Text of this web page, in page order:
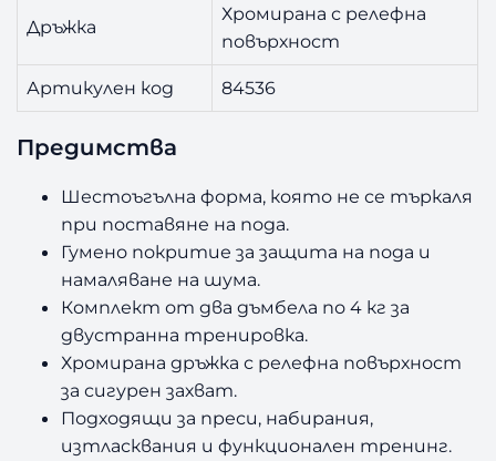
Дръжка
Хромирана с релефна
повърхност
Артикулен код 84536
Предимства
Шестоъгълна форма, която не се търкаля
при поставяне на пода.
Гумено покритие за защита на пода и
намаляване на шума.
Комплект от два дъмбела по 4 кг за
двустранна тренировка.
Хромирана дръжка с релефна повърхност
за сигурен захват.
Подходящи за преси, набирания,
изтласквания и функционален тренинг.